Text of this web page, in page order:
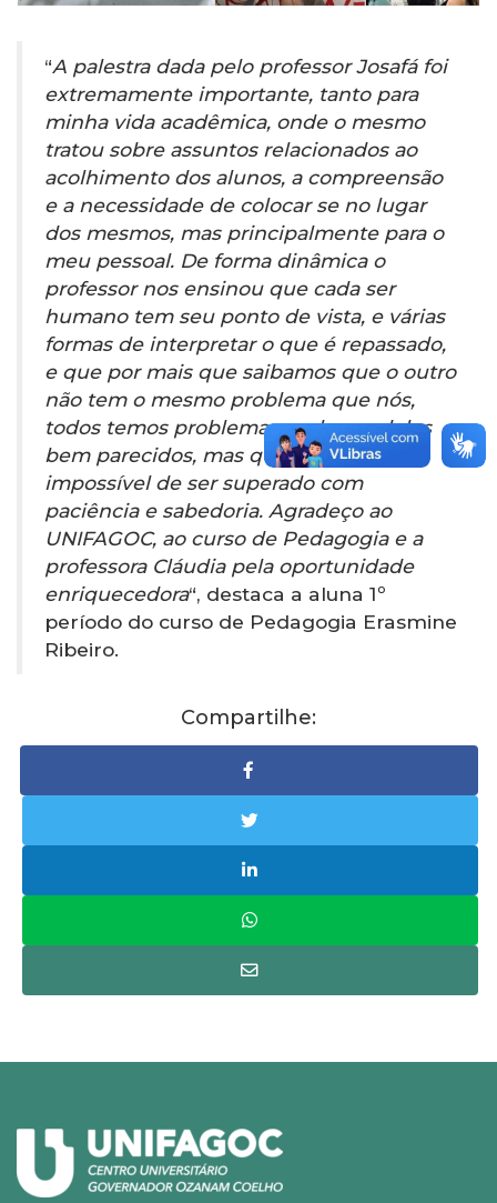
“A palestra dada pelo professor Josafá foi
extremamente importante, tanto para
minha vida acadêmica, onde o mesmo
tratou sobre assuntos relacionados ao
acolhimento dos alunos, a compreensão
e a necessidade de colocar se no lugar
dos mesmos, mas principalmente para o
meu pessoal. De forma dinâmica o
professor nos ensinou que cada ser
humano tem seu ponto de vista, e várias
formas de interpretar o que é repassado,
e que por mais que saibamos que o outro
não tem o mesmo problema que nós,
todos temos problemas, e alguns deles
bem parecidos, mas que nada é
impossível de ser superado com
paciência e sabedoria. Agradeço ao
UNIFAGOC, ao curso de Pedagogia e a
professora Cláudia pela oportunidade
enriquecedora“, destaca a aluna 1º
período do curso de Pedagogia Erasmine
Ribeiro.
Compartilhe: